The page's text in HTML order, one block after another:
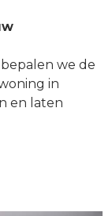
we de
in
en laten